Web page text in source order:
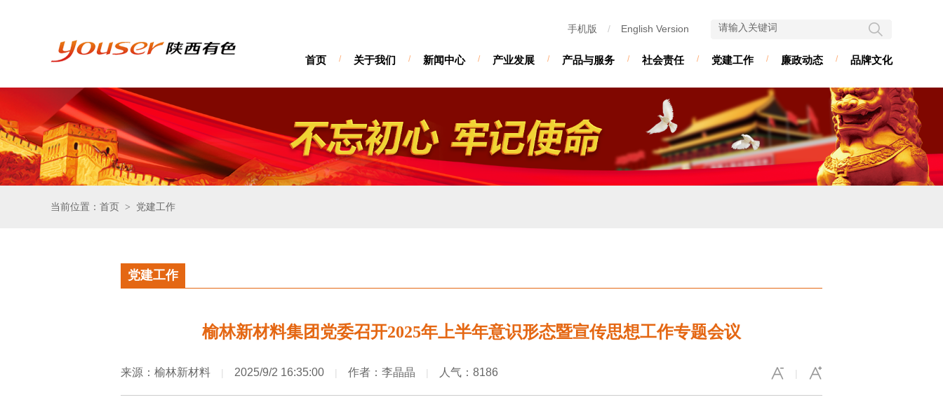
手机版 / English Version
首页 / 关于我们 / 新闻中心 / 产业发展 / 产品与服务 / 社会责任 / 党建工作 / 廉政动态 / 品牌文化
当前位置：首页 > 党建工作
党建工作
榆林新材料集团党委召开2025年上半年意识形态暨宣传思想工作专题会议
|
来源：榆林新材料 | 2025/9/2 16:35:00 | 作者：李晶晶 | 人气：8186